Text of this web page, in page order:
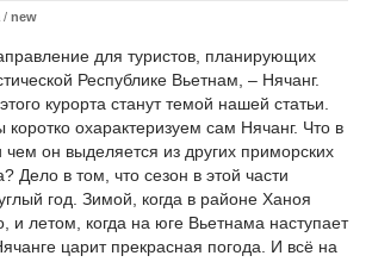
/ new
для туристов, планирующих
Республике Вьетнам, – Нячанг.
этого курорта станут темой нашей статьи.
охарактеризуем сам Нячанг. Что в
он выделяется из других приморских
Дело в том, что сезон в этой части
год. Зимой, когда в районе Ханоя
и летом, когда на юге Вьетнама наступает
царит прекрасная погода. И всё на